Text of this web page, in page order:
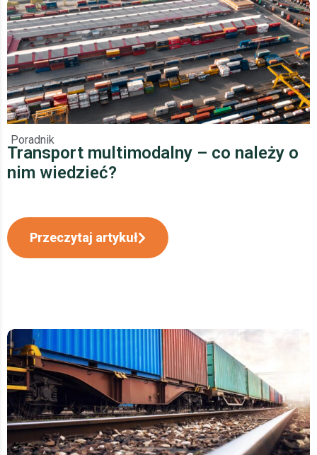
Poradnik
Transport multimodalny – co należy o
nim wiedzieć?
Przeczytaj artykuł